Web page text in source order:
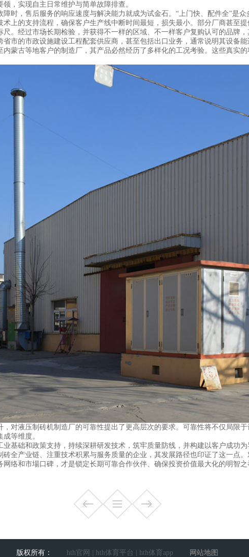
，实现自主日常维护与简单故障排查。
，售后服务的响应速度与解决能力就成为试金石。“上门快、配件全”是众
上的支持流程，确保客户生产线中断时间最短，损失最小。部分厂商甚至
经过市场长期检验，并获得不一样的区域、不一样客户复购认可的品牌，
的市政设施建设工程配套供应商，甚至包括出口业务，通常说明其设备
蒙古等地客户的制造厂，其产品必然经历了多样化的工况考验。这些真实
液压制砖机制造厂的可靠性提出了更高层次的要求。可靠性将不仅局限于
等维度。
础和政策支持，持续深耕研发技术，筑牢质量防线，并构建以客户成功
全产业链、注重技术积累与服务质量的企业，其发展路径也印证了这一点
络和市場口碑，才是锁定长期可靠合作伙伴、确保投资价值最大化的明智之
版权所有： ‌hth官网 | hth体育平台 | hth体育app 网站地图